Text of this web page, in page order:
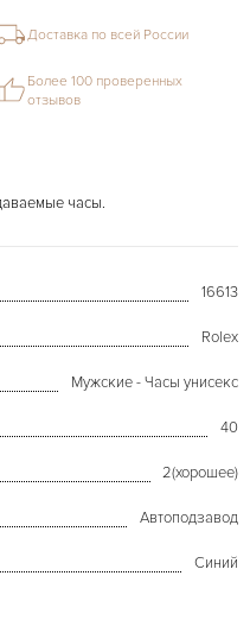
часы.
16613
Rolex
Мужские - Часы унисекс
40
2(хорошее)
Автоподзавод
Синий
Доставка по всей России
Более 100 проверенных
отзывов